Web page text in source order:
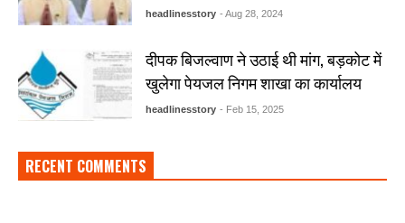
headlinesstory - Aug 28, 2024
दीपक बिजल्वाण ने उठाई थी मांग, बड़कोट में
खुलेगा पेयजल निगम शाखा का कार्यालय
headlinesstory - Feb 15, 2025
RECENT COMMENTS